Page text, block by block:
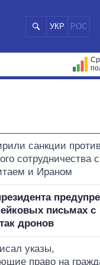
УКР РОС
санкции
сотрудничества с
и Ираном
письмах с
дронов
указы,
право на